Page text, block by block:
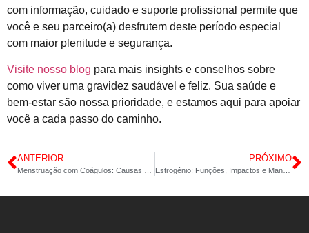
com informação, cuidado e suporte profissional permite que
você e seu parceiro(a) desfrutem deste período especial
com maior plenitude e segurança.
Visite nosso blog para mais insights e conselhos sobre
como viver uma gravidez saudável e feliz. Sua saúde e
bem-estar são nossa prioridade, e estamos aqui para apoiar
você a cada passo do caminho.
ANTERIOR PRÓXIMO
Estrogênio: Funções, Impactos e Manejo Hormonal